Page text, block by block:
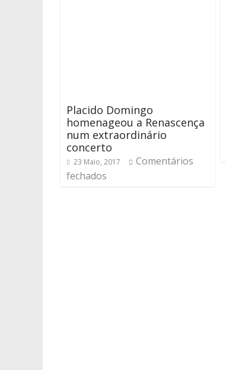
Placido Domingo
homenageou a Renascença
num extraordinário
concerto
23 Maio, 2017
Comentários
fechados